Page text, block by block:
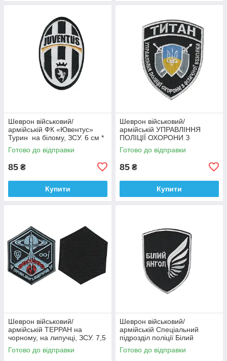
Шеврон військовий/
армійській ФК «Ювентус»
Турин на білому, ЗСУ. 6 см *
9,5 см
Готово до відправки
85 ₴
Купити
Шеврон військовий/
армійській УПРАВЛІННЯ
ПОЛІЦІЇ ОХОРОНИ З
ФІЗИЧНОЇ БЕЗПЕКИ ТИТАН
на чорному, ЗСУ. 8 см * 10
Готово до відправки
85 ₴
Купити
Шеврон військовий/
армійській ТЕРРАН на
чорному, на липучці, ЗСУ. 7,5
см * 9 см
Готово до відправки
Шеврон військовий/
армійській Спеціальний
підрозділ поліції Білий
янгол на чорному, ЗСУ. 7 см *
9 см
Готово до відправки